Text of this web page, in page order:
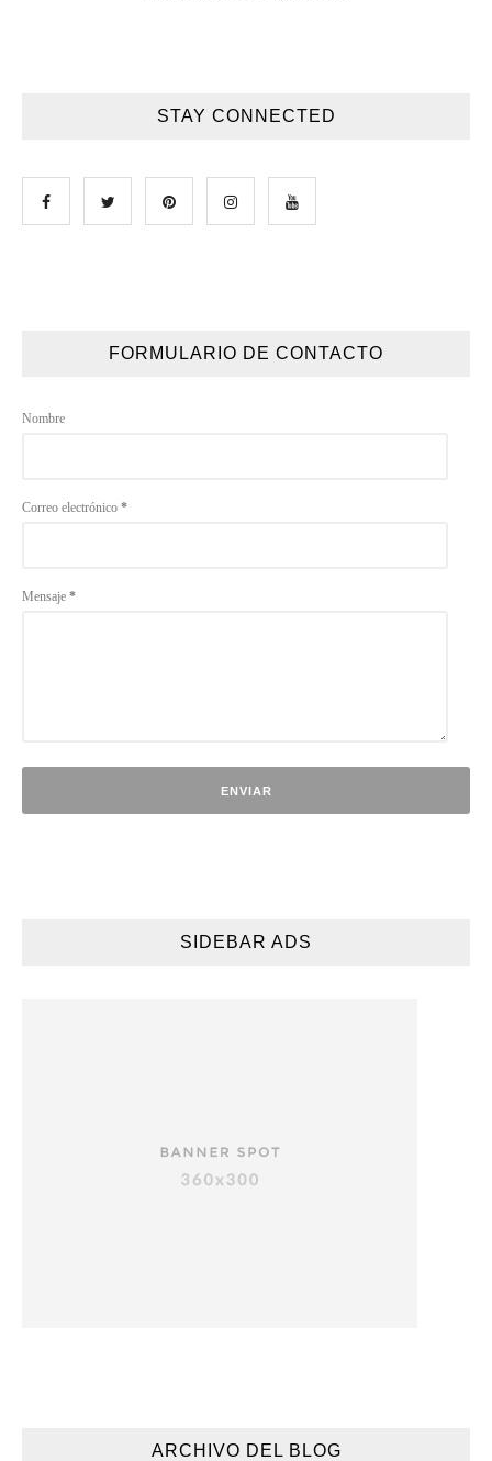
STAY CONNECTED
FORMULARIO DE CONTACTO
Nombre
Correo electrónico *
Mensaje *
SIDEBAR ADS
ARCHIVO DEL BLOG